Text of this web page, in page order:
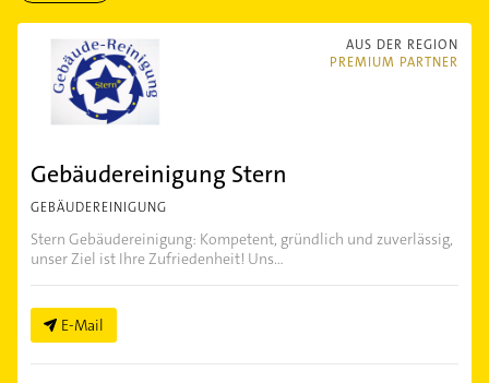
AUS DER REGION
PREMIUM PARTNER
Gebäudereinigung Stern
GEBÄUDEREINIGUNG
Stern Gebäudereinigung: Kompetent, gründlich und zuverlässig,
unser Ziel ist Ihre Zufriedenheit! Uns...
E-Mail